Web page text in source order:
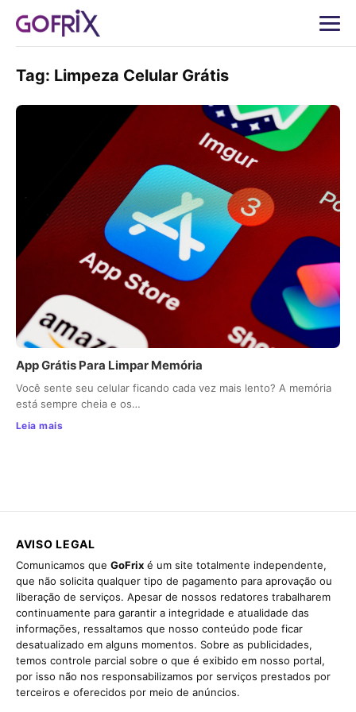
Tag: Limpeza Celular Grátis
App Grátis Para Limpar Memória
Você sente seu celular ficando cada vez mais lento? A memória
está sempre cheia e os…
Leia mais
AVISO LEGAL
Comunicamos que GoFrix é um site totalmente independente,
que não solicita qualquer tipo de pagamento para aprovação ou
liberação de serviços. Apesar de nossos redatores trabalharem
continuamente para garantir a integridade e atualidade das
informações, ressaltamos que nosso conteúdo pode ficar
desatualizado em alguns momentos. Sobre as publicidades,
temos controle parcial sobre o que é exibido em nosso portal,
por isso não nos responsabilizamos por serviços prestados por
terceiros e oferecidos por meio de anúncios.